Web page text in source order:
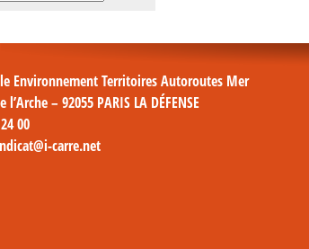
Environnement Territoires Autoroutes Mer
l’Arche – 92055 PARIS LA DÉFENSE
00
carre.net